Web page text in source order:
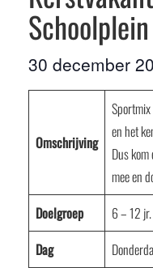
30 december
Omschrijving
en het
Dus
mee en
Doelgroep
6 – 12 jr.
Dag